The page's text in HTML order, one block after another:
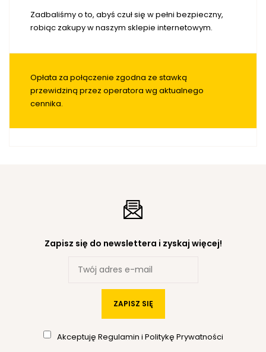
Zadbaliśmy o to, abyś czuł się w pełni bezpieczny,
robiąc zakupy w naszym sklepie internetowym.
Opłata za połączenie zgodna ze stawką
przewidziną przez operatora wg aktualnego
cennika.
Zapisz się do newslettera i zyskaj więcej!
ZAPISZ SIĘ
Akceptuję Regulamin i Politykę Prywatności